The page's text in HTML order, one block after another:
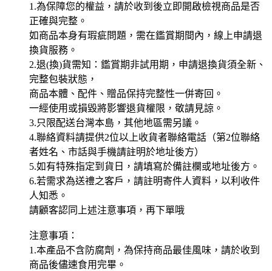
1.為保障您的權益，請於收到後立即開啟檢視商品是否
正確與完整。
如商品本身有瑕疵問題，需在鑑賞期間內，線上申請退
換貨服務。
2.退(換)貨需知：鑑賞期非試用期，申請退換貨須全新、
完整包裝狀態，
商品本體、配件、贈品保持完整性一併寄回。
一經使用或損毀將影響退貨權限，敬請見諒。
3.只限配送台灣本島，其他地區需另議。
4.聯絡資料請提供2位以上收貨者聯絡電話（第2位聯絡
者姓名、市話與手機請註明於地址後方）
5.如有特殊指定到貨日，請填寫於備註欄或地址後方。
6.若需求為送禮之客戶，請註明寄件人資料，以利收件
人知悉。
請顧客認同上述注意事項，再下單哦
注意事項：
1.本產品不含防腐劑，為保持商品最佳風味，請於收到
商品後儘速食用完畢。